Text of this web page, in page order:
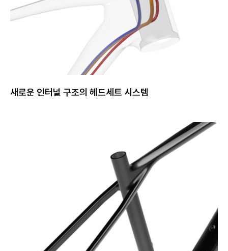
새로운 인터널 구조의 헤드세트 시스템